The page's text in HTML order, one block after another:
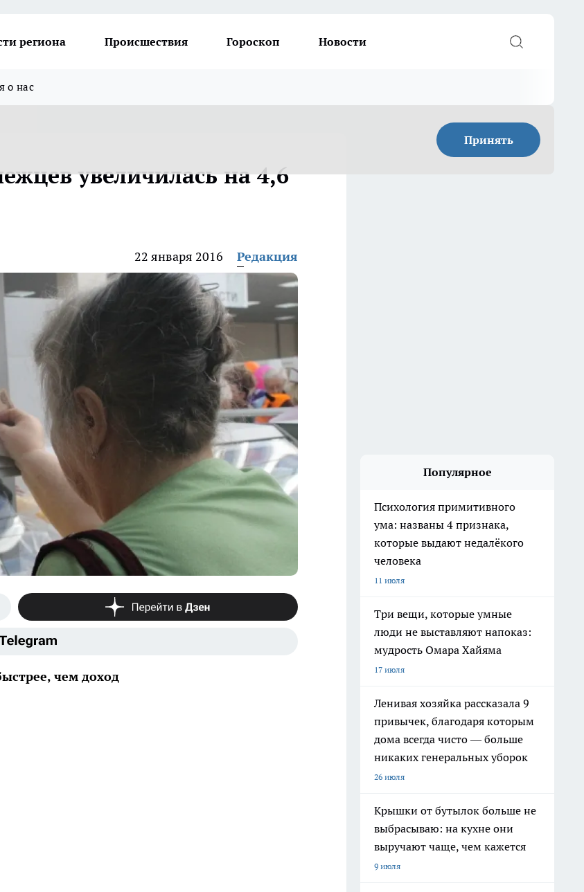
региона Происшествия Гороскоп Новости
о нас
Принять
увеличилась на 4,6
22 января 2016 Редакция
чем доход
Популярное
Психология примитивного
ума: названы 4 признака,
которые выдают недалёкого
человека
11 июля
Три вещи, которые умные
люди не выставляют напоказ:
мудрость Омара Хайяма
17 июля
Ленивая хозяйка рассказала 9
привычек, благодаря которым
дома всегда чисто — больше
никаких генеральных уборок
26 июля
Крышки от бутылок больше не
выбрасываю: на кухне они
выручают чаще, чем кажется
9 июля